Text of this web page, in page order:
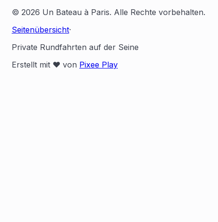
© 2026 Un Bateau à Paris. Alle Rechte vorbehalten.
Seitenübersicht·
Private Rundfahrten auf der Seine
Erstellt mit ❤️ von Pixee Play